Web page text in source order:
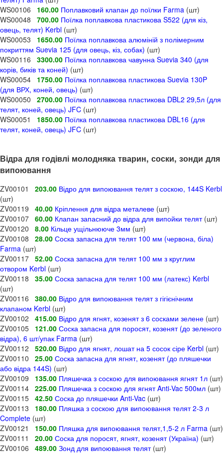
WS00106 160.00 Поплавковий клапан до поїлки Farma (шт)
WS00048 700.00 Поїлка поплавкова пластикова S522 (для кіз,
овець, телят) Kerbl (шт)
WS00053 1650.00 Поїлка поплавкова алюміній з полімерним
покриттям Suevia 125 (для овець, кіз, собак) (шт)
WS00116 3300.00 Поїлка поплавкова чавунна Suevia 340 (для
корів, биків та коней) (шт)
WS00054 1750.00 Поїлка поплавкова пластикова Suevia 130P
(для ВРХ, коней, овець) (шт)
WS00050 2700.00 Поїлка поплавкова пластикова DBL2 29,5л (для
телят, коней, овець) JFC (шт)
WS00051 1850.00 Поїлка поплавкова пластикова DBL16 (для
телят, коней, овець) JFC (шт)
Відра для годівлі молодняка тварин, соски, зонди для
випоювання
ZV00101 203.00 Відро для випоювання телят з соскою, 144S Kerbl
(шт)
ZV00119 40.00 Кріплення для відра металеве (шт)
ZV00107 60.00 Клапан запасний до відра для випойки телят(шт)
ZV00120 8.00 Кільце ущільнююче 3мм (шт)
ZV00108 28.00 Соска запасна для телят 100 мм (червона, біла)
Farma (шт)
ZV00117 52.00 Соска запасна для телят 100 мм з круглим
отвором Kerbl (шт)
ZV00118 35.00 Соска запасна для телят 100 мм (латекс) Kerbl
(шт)
ZV00116 380.00 Відро для випоювання телят з гігієнічним
клапаном Kerbl (шт)
ZV00102 415.00 Відро для ягнят, козенят з 6 сосками зелене (шт)
ZV00105 121.00 Соска запасна для поросят, козенят (до зеленого
відра), 6 шт/упак Farma (шт)
ZV00112 520.00 Відро для ягнят, лошат на 5 сосок сіре Kerbl (шт)
ZV00110 25.00 Соска запасна для ягнят, козенят (до пляшечки
або відра 144S) (шт)
ZV00109 135.00 Пляшечка з соскою для випоювання ягнят 1л (шт)
ZV00114 225.00 Пляшечка з соскою для ягнят Anti-Vac 500мл (шт)
ZV00115 42.50 Соска до пляшечки Anti-Vac (шт)
ZV00113 180.00 Пляшка з соскою для випоювання телят 2-3 л
Complete (шт)
ZV00121 150.00 Пляшка для випоювання телят,1,5-2 л Farma (шт)
ZV00111 20.00 Соска для поросят, ягнят, козенят (Україна) (шт)
ZV00106 489.00 Зонд для випоювання телят(шт)